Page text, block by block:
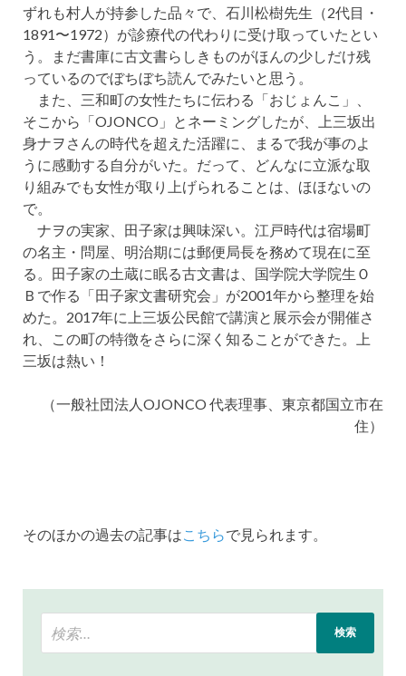
ずれも村人が持参した品々で、石川松樹先生（2代目・
1891〜1972）が診療代の代わりに受け取っていたとい
う。まだ書庫に古文書らしきものがほんの少しだけ残
っているのでぼちぼち読んでみたいと思う。
また、三和町の女性たちに伝わる「おじょんこ」、
そこから「OJONCO」とネーミングしたが、上三坂出
身ナヲさんの時代を超えた活躍に、まるで我が事のよ
うに感動する自分がいた。だって、どんなに立派な取
り組みでも女性が取り上げられることは、ほほないの
で。
ナヲの実家、田子家は興味深い。江戸時代は宿場町
の名主・問屋、明治期には郵便局長を務めて現在に至
る。田子家の土蔵に眠る古文書は、国学院大学院生Ｏ
Ｂで作る「田子家文書研究会」が2001年から整理を始
めた。2017年に上三坂公民館で講演と展示会が開催さ
れ、この町の特徴をさらに深く知ることができた。上
三坂は熱い！
（一般社団法人OJONCO 代表理事、東京都国立市在
住）
そのほかの過去の記事はこちらで見られます。